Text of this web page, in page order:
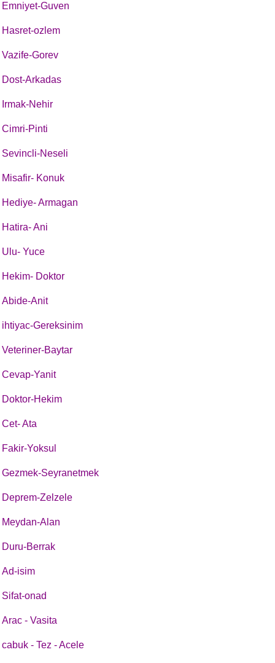
Emniyet-Guven
Hasret-ozlem
Vazife-Gorev
Dost-Arkadas
Irmak-Nehir
Cimri-Pinti
Sevincli-Neseli
Misafir- Konuk
Hediye- Armagan
Hatira- Ani
Ulu- Yuce
Hekim- Doktor
Abide-Anit
ihtiyac-Gereksinim
Veteriner-Baytar
Cevap-Yanit
Doktor-Hekim
Cet- Ata
Fakir-Yoksul
Gezmek-Seyranetmek
Deprem-Zelzele
Meydan-Alan
Duru-Berrak
Ad-isim
Sifat-onad
Arac - Vasita
cabuk - Tez - Acele